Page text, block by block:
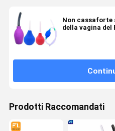
Non cassaforte
della vagina del
Prodotti Raccomandati